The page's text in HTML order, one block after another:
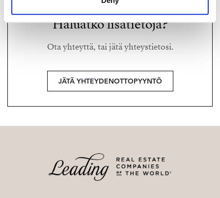
Haluatko lisätietoja?
Ota yhteyttä, tai jätä yhteystietosi.
JÄTÄ YHTEYDENOTTOPYYNTÖ